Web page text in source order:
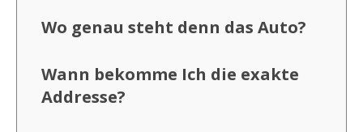
Wo genau steht denn das Auto?
Wann bekomme Ich die exakte
Addresse?